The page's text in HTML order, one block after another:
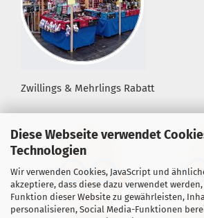
Diese Webseite verwendet
Technologien
Wir verwenden Cookies, JavaScript und
akzeptiere, dass diese dazu verwendet
Funktion dieser Website zu gewährleisten,
personalisieren, Social Media-Funktionen
Zwillings & Mehrlings Rabatt